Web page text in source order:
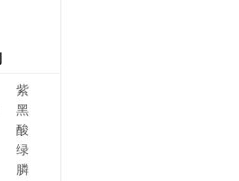
紫
黑
酸
绿
膦